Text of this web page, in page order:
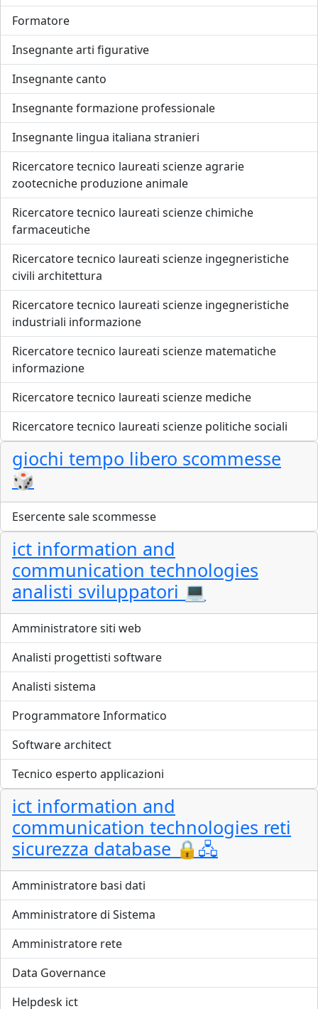
Formatore
Insegnante arti figurative
Insegnante canto
Insegnante formazione professionale
Insegnante lingua italiana stranieri
Ricercatore tecnico laureati scienze agrarie
zootecniche produzione animale
Ricercatore tecnico laureati scienze chimiche
farmaceutiche
Ricercatore tecnico laureati scienze ingegneristiche
civili architettura
Ricercatore tecnico laureati scienze ingegneristiche
industriali informazione
Ricercatore tecnico laureati scienze matematiche
informazione
Ricercatore tecnico laureati scienze mediche
Ricercatore tecnico laureati scienze politiche sociali
giochi tempo libero scommesse
🎲
Esercente sale scommesse
ict information and
communication technologies
analisti sviluppatori 💻
Amministratore siti web
Analisti progettisti software
Analisti sistema
Programmatore Informatico
Software architect
Tecnico esperto applicazioni
ict information and
communication technologies reti
sicurezza database 🔒🖧
Amministratore basi dati
Amministratore di Sistema
Amministratore rete
Data Governance
Helpdesk ict